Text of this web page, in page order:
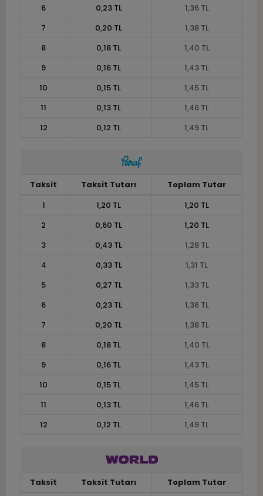
6 0,23 TL
1,36 TL
7
0,20 TL
1,38 TL
8
0,18 TL
1,40 TL
9
0,16 TL
1,43 TL
10
0,15 TL
1,45 TL
11
0,13 TL
1,46 TL
12
0,12 TL 1,49 TL
Taksit Taksit Tutarı
Toplam Tutar
1
1,20 TL
1,20 TL
2
0,60 TL
1,20 TL
3
0,43 TL
1,28 TL
4
0,33 TL
1,31 TL
5
0,27 TL
1,33 TL
6
0,23 TL
1,36 TL
7
0,20 TL
1,38 TL
8
0,18 TL
1,40 TL
9
0,16 TL
1,43 TL
10
0,15 TL
1,45 TL
11
0,13 TL
1,46 TL
12
0,12 TL 1,49 TL
Taksit Taksit Tutarı
Toplam Tutar